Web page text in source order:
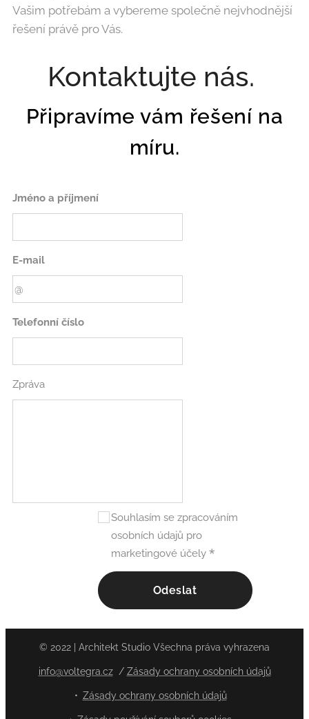
Vašim potřebám a vybereme společně nejvhodnější
řešení právě pro Vás.
Kontaktujte nás.
Připravíme vám řešení na
míru.
Jméno a příjmení
E-mail
Telefonní číslo
Zpráva
Souhlasím se zpracováním
osobních údajů pro
marketingové účely
Odeslat
© 2022 | Architekt Studio Všechna práva vyhrazena
info@voltegra.cz/ Zásady ochrany osobních údajů
Zásady ochrany osobních údajů